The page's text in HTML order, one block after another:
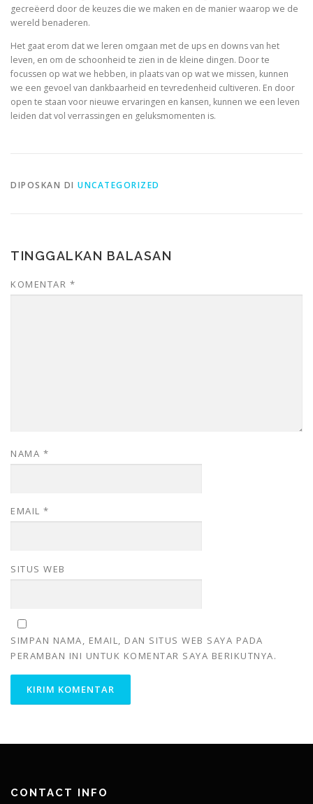
gecreëerd door de keuzes die we maken en de manier waarop we de
wereld benaderen.
Het gaat erom dat we leren omgaan met de ups en downs van het
leven, en om de schoonheid te zien in de kleine dingen. Door te
focussen op wat we hebben, in plaats van op wat we missen, kunnen
we een gevoel van dankbaarheid en tevredenheid cultiveren. En door
open te staan voor nieuwe ervaringen en kansen, kunnen we een leven
leiden dat vol verrassingen en geluksmomenten is.
DIPOSKAN DI UNCATEGORIZED
TINGGALKAN BALASAN
KOMENTAR *
NAMA *
EMAIL *
SITUS WEB
SIMPAN NAMA, EMAIL, DAN SITUS WEB SAYA PADA
PERAMBAN INI UNTUK KOMENTAR SAYA BERIKUTNYA.
CONTACT INFO